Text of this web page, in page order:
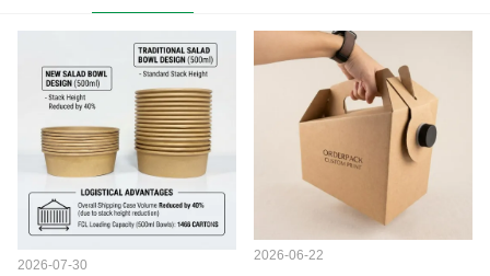
PRODUCTEN
OVER ONS
NIEUWS
ZAAK C
FACTORY TOUR
CONTACT MET ONS
2026-07-30
2026-06-22